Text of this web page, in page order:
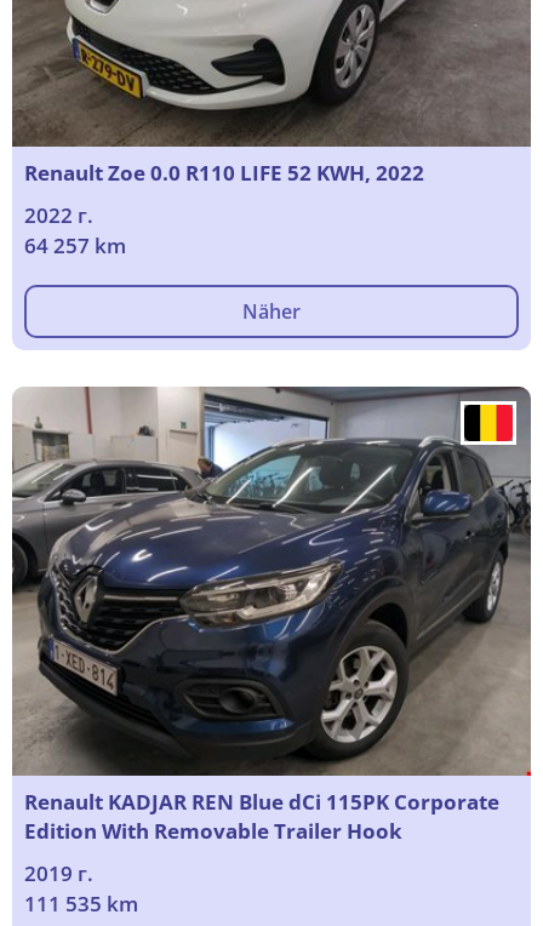
Renault Zoe 0.0 R110 LIFE 52 KWH, 2022
2022 г.
64 257 km
Näher
Renault KADJAR REN Blue dCi 115PK Corporate
Edition With Removable Trailer Hook
2019 г.
111 535 km